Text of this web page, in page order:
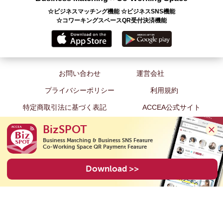
☆ビジネスマッチング機能 ☆ビジネスSNS機能
☆コワーキングスペースQR受付決済機能
お問い合わせ 運営会社
プライバシーポリシー 利用規約
特定商取引法に基づく表記 ACCEA公式サイト
BizSPOT
Business Matching & Business SNS Feature
Co-Working Space QR Payment Feature
Download >>